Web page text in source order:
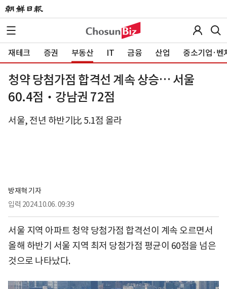
재테크 증권 부동산 IT 금융 산업 중소기업·벤
청약 당첨가점 합격선 계속 상승… 서울
60.4점‧강남권 72점
서울, 전년 하반기比 5.1점 올라
방재혁 기자
입력 2024.10.06. 09:39
서울 지역 아파트 청약 당첨가점 합격선이 계속 오르면서
올해 하반기 서울 지역 최저 당첨가점 평균이 60점을 넘은
것으로 나타났다.